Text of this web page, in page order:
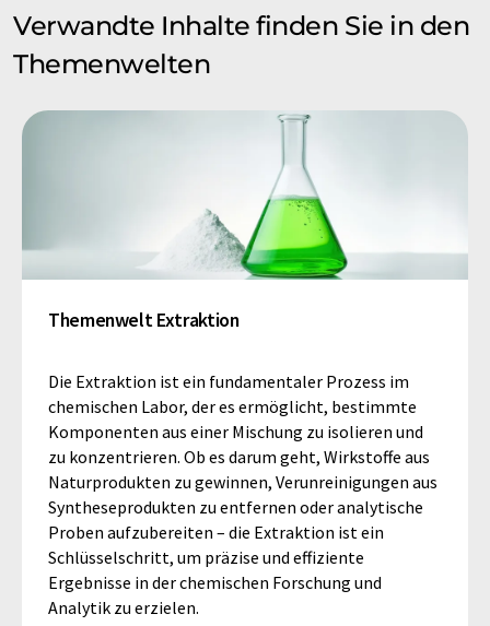
Verwandte Inhalte finden Sie in den
Themenwelten
Themenwelt Extraktion
Die Extraktion ist ein fundamentaler Prozess im
chemischen Labor, der es ermöglicht, bestimmte
Komponenten aus einer Mischung zu isolieren und
zu konzentrieren. Ob es darum geht, Wirkstoffe aus
Naturprodukten zu gewinnen, Verunreinigungen aus
Syntheseprodukten zu entfernen oder analytische
Proben aufzubereiten – die Extraktion ist ein
Schlüsselschritt, um präzise und effiziente
Ergebnisse in der chemischen Forschung und
Analytik zu erzielen.